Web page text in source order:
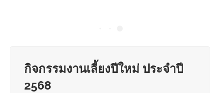
กิจกรรมงานเลี้ยงปีใหม่ ประจำปี
2568